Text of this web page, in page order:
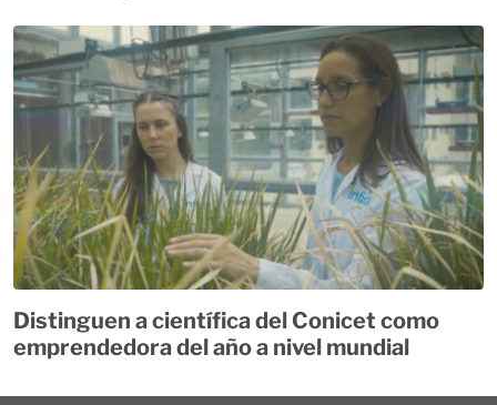
Distinguen a científica del Conicet como
emprendedora del año a nivel mundial